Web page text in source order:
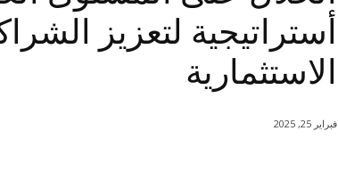
أستراتيجية لتعزيز
الاستثمارية
فبراير 25, 2025